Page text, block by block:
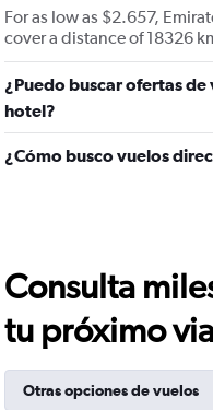
For as low as $2.657,
cover a distance of 18326
¿Puedo buscar ofertas
hotel?
¿Cómo busco vuelos
Consulta
tu próximo
Otras opciones de vuelos